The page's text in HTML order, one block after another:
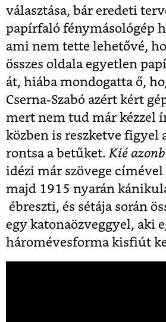
választása, bár eredeti
papírfaló fénymásológép
ami nem tette lehetővé,
összes oldala egyetlen
át, hiába mondogatta ő,
Cserna-Szabó azért kért
mert nem tud már kézzel
közben is reszketve figyel
rontsa a betűket. Kié
idézi már szövege címével
majd 1915 nyarán
ébreszti, és sétája során
egy katonaözveggyel, aki
háromévesforma kisfiút